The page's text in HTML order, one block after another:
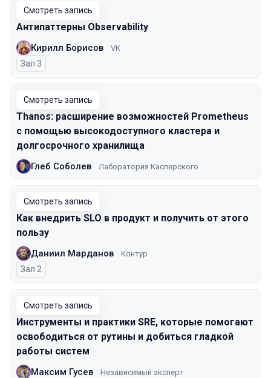
Смотреть запись
Антипаттерны Observability
Кирилл Борисов VK
Зал 3
Смотреть запись
Thanos: расширение возможностей Prometheus
с помощью высокодоступного кластера и
долгосрочного хранилища
Глеб Соболев Лаборатория Касперского
Смотреть запись
Как внедрить SLO в продукт и получить от этого
пользу
Даниил Марданов Контур
Зал 2
Смотреть запись
Инструменты и практики SRE, которые помогают
освободиться от рутины и добиться гладкой
работы систем
Максим Гусев Независимый эксперт